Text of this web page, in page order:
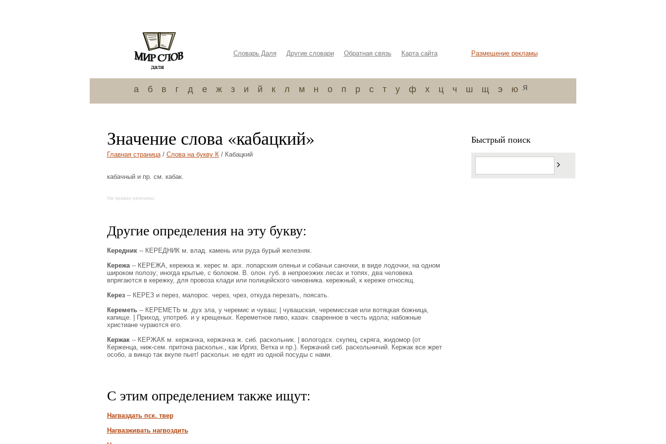
Словарь Даля Другие словари Обратная связь Карта сайта Размещение рекламы
а б в г д е ж з и й к л м н о п р с т у ф х ц ч ш щ э ю я
Значение слова «кабацкий»
Главная страница/ Слова на букву К/ Кабацкий
кабачный и пр. см. кабак.
На правах рекламы:
Другие определения на эту букву:
Кередник-- КЕРЕДНИК м. влад. камень или руда бурый железняк.
Кережа-- КЕРЕЖА, кережка ж. керес м. арх. лопарския оленьи и собачьи саночки, в виде лодочки, на одном
широком полозу; иногда крытые, с болоком. В. олон. губ. в непроеэжих лесах и топях, два человека
впрягаются в кережку, для провоза клади или полицейского чиновника. кережный, к кереже относящ.
Керез-- КЕРЕЗ и перез, малорос. через, чрез, откуда перезать, поясать.
Кереметь-- КЕРЕМЕТЬ м. дух зла, у черемис и чуваш; | чувашская, черемисская или вотяцкая божница,
капище. | Приход, употреб. и у крещеных. Кереметное пиво, казач. сваренное в честь идола; набожные
христиане чураются его.
Кержак-- КЕРЖАК м. кержачка, кержачка ж. сиб. раскольник. | вологодск. скупец, скряга, жидомор (от
Керженца, ниж-сем. притона раскольн., как Иргиз, Ветка и пр.). Кержачий сиб. раскольничий. Кержак все жрет
особо, а винцо так вкупе пьет! раскольн. не едят из одной посуды с нами.
С этим определением также ищут:
Нагваздать пск. твер
Нагвазживать нагвоздить
Быстрый поиск